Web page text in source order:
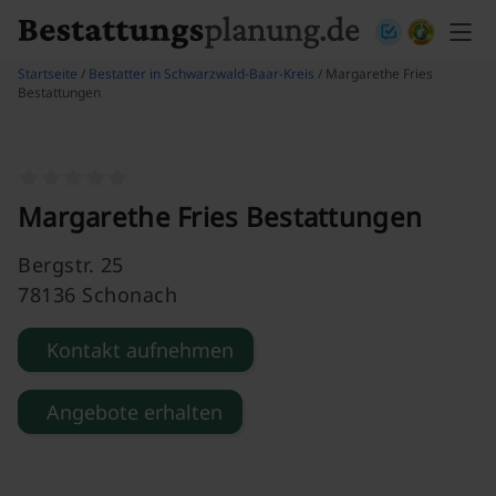
Startseite / Bestatter in Schwarzwald-Baar-Kreis / Margarethe Fries
Bestattungen
Margarethe Fries Bestattungen
Bergstr. 25
78136 Schonach
Kontakt aufnehmen
Angebote erhalten